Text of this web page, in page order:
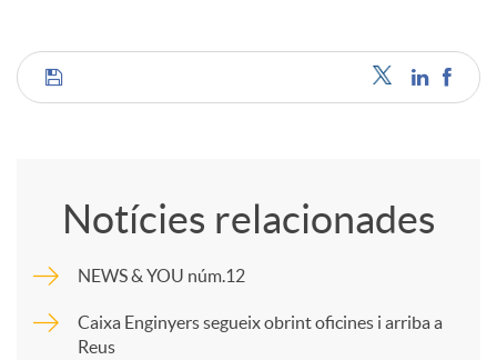
C
p
Notícies relacionades
NEWS & YOU núm.12
Caixa Enginyers segueix obrint oficines i arriba a
Reus